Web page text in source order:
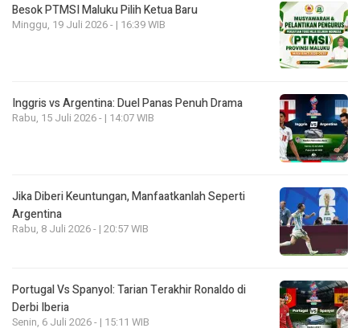
Besok PTMSI Maluku Pilih Ketua Baru
Minggu, 19 Juli 2026 - | 16:39 WIB
Inggris vs Argentina: Duel Panas Penuh Drama
Rabu, 15 Juli 2026 - | 14:07 WIB
Jika Diberi Keuntungan, Manfaatkanlah Seperti
Argentina
Rabu, 8 Juli 2026 - | 20:57 WIB
Portugal Vs Spanyol: Tarian Terakhir Ronaldo di
Derbi Iberia
Senin, 6 Juli 2026 - | 15:11 WIB